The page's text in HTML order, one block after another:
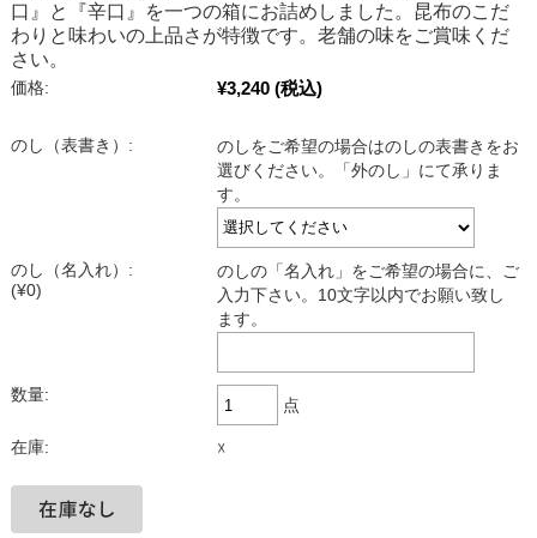
口』と『辛口』を一つの箱にお詰めしました。昆布のこだ
わりと味わいの上品さが特徴です。老舗の味をご賞味くだ
さい。
価格: ¥3,240 (税込)
のし（表書き）:
のしをご希望の場合はのしの表書きをお
選びください。「外のし」にて承りま
す。
のし（名入れ）:
(¥0)
のしの「名入れ」をご希望の場合に、ご
入力下さい。10文字以内でお願い致し
ます。
数量:
点
在庫: ☓